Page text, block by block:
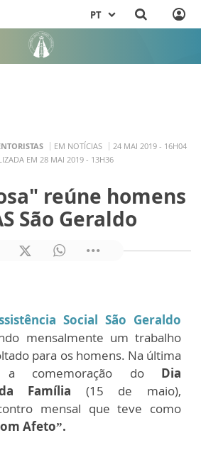
PT
EM NOTÍCIAS
24 MAI 2019 - 16H04
EM 28 MAI 2019 - 13H36
reúne homens
São Geraldo
Social São Geraldo
mensalmente um trabalho
para os homens. Na última
a comemoração do Dia
Família (15 de maio),
mensal que teve como
Afeto”.